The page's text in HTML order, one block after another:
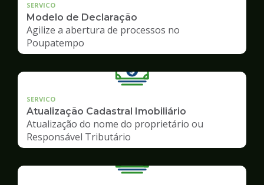
SERVICO
Modelo de Declaração
Agilize a abertura de processos no
Poupatempo
SERVICO
Atualização Cadastral Imobiliário
Atualização do nome do proprietário ou
Responsável Tributário